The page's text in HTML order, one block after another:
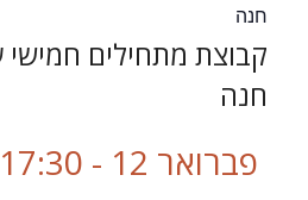
חנה
קבוצת מתחילים
חנה
פברואר 12 - 17:30